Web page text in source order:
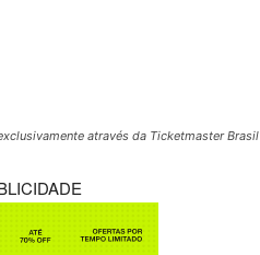
através da Ticketmaster Brasil